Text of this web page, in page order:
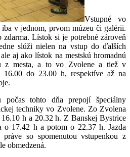
Vstupné vo
v jednom, prvom múzeu či galérii.
Lístok si je potrebné zároveň
slúži nielen na vstup do ďalších
aj ako lístok na mestskú hromadnú
z mesta, a to vo Zvolene a tiež v
do 23.00 h, respektíve až na
tohto dňa prepojí špeciálny
techniky vo Zvolene. Zo Zvolena
h a 20.32 h. Z Banskej Bystrice
o 17.42 h a potom o 22.37 h. Jazda
so spomenutou vstupenkou z
obmedzená.